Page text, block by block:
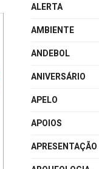
ALERTA
AMBIENTE
ANDEBOL
ANIVERSÁRIO
APELO
APOIOS
APRESENTAÇÃO